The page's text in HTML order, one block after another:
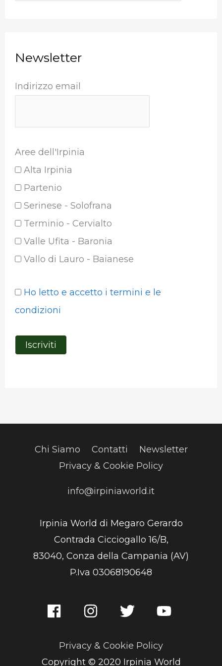
Newsletter
Indirizzo email
Aree dell'Irpinia
Alta Irpinia
Partenio
Serinese - Solofrana
Terminio - Cervialto
Valle Ufita - Baronia
Vallo di Lauro - Baianese
Ho letto e accetto i termini e le
condizioni
Chi Siamo Contatti
Newsletter
Privacy & Cookie Policy
info@irpiniaworld.it
Irpinia World di Megaro Gerardo
Contrada Cicciogallo 16/B,
83040, Conza della Campania (AV)
P.Iva 03068190648
Privacy & Cookie Policy
Copyright © 2020 Irpinia World